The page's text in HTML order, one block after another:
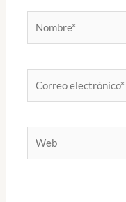
electrónico*